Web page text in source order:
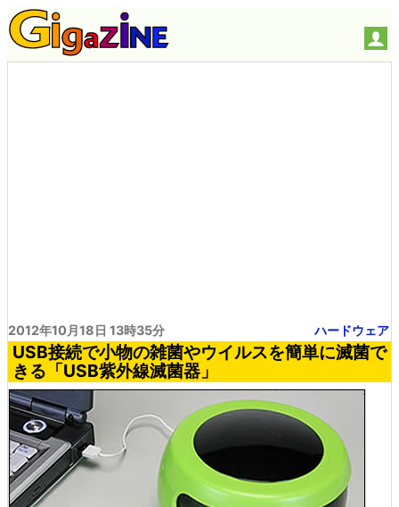
2012年10月18日 13時35分 ハードウェア
USB接続で小物の雑菌やウイルスを簡単に滅菌で
きる「USB紫外線滅菌器」